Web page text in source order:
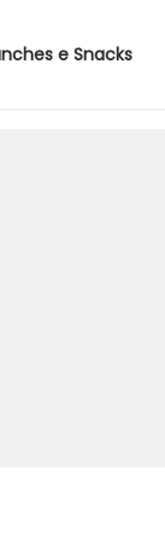
e Snacks